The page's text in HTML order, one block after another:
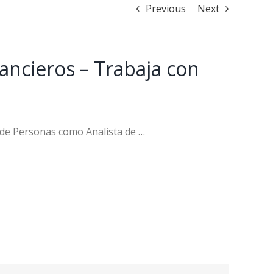
Previous Next
– Trabaja con
Personas como Analista de …